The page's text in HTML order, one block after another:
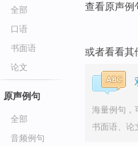
全部
口语
书面语
论文
原声例句
全部
音频例句
查看原声例
或者看看其
海量例句，
书面语、论